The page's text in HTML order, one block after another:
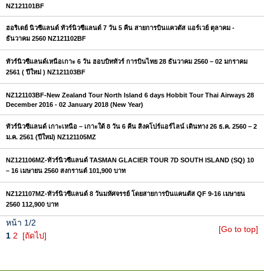
NZ121101BF
ฮอริเดย์ นิวซีแลนด์ ทัวร์นิวซีแลนด์ 7 วัน 5 คืน สายการบินแควตัส แอร์เวย์ ตุลาคม -
ธันวาคม 2560 NZ121102BF
ทัวร์นิวซีแลนด์เหนือเกาะ 6 วัน ฮอบบิททัวร์ การบินไทย 28 ธันวาคม 2560 – 02 มกราคม
2561 ( ปีใหม่ ) NZ121103BF
NZ121103BF-New Zealand Tour North Island 6 days Hobbit Tour Thai Airways 28
December 2016 - 02 January 2018 (New Year)
ทัวร์นิวซีแลนด์ เกาะเหนือ – เกาะใต้ 8 วัน 6 คืน สิงคโปร์แอร์ไลน์ เดินทาง 26 ธ.ค. 2560 – 2
ม.ค. 2561 (ปีใหม่) NZ121105MZ
NZ121106MZ-ทัวร์นิวซีแลนด์ TASMAN GLACIER TOUR 7D SOUTH ISLAND (SQ) 10
– 16 เมษายน 2560 สงกรานต์ 101,900 บาท
NZ121107MZ-ทัวร์นิวซีแลนด์ 8 วันมหัศจรรย์ โดยสายการบินแคนตัส QF 9-16 เมษายน
2560 112,900 บาท
หน้า 1/2
1 2 [ถัดไป]
[Go to top]